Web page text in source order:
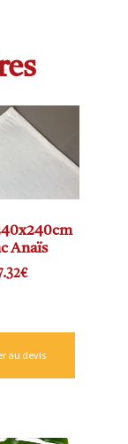
Anaïs
€
au devis